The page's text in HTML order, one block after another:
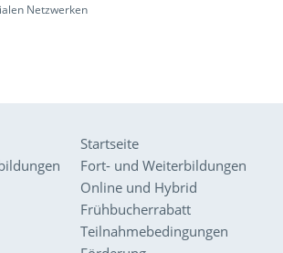
Netzwerken
Startseite
Fort- und Weiterbildungen
Online und Hybrid
Frühbucherrabatt
Teilnahmebedingungen